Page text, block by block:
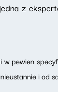
z
pewien
i od